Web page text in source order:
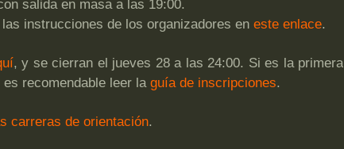
salida en masa a las 19:00.
instrucciones de los organizadores en este enlace.
, y se cierran el jueves 28 a las 24:00. Si es la primera
recomendable leer la guía de inscripciones.
carreras de orientación.